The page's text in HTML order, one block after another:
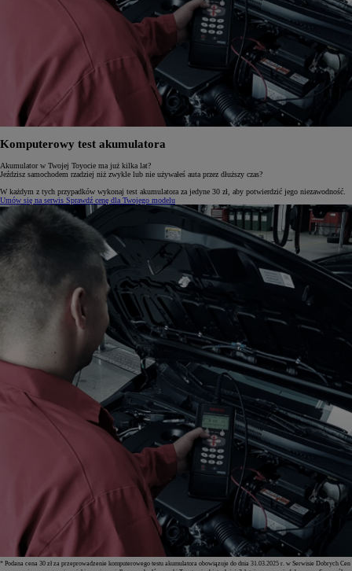
Komputerowy test akumulatora
Akumulator w Twojej Toyocie ma już kilka lat?
Jeździsz samochodem rzadziej niż zwykle lub nie używałeś auta przez dłuższy czas?
W każdym z tych przypadków wykonaj test akumulatora za jedyne 30 zł, aby potwierdzić jego niezawodność.
Umów się na serwis Sprawdź cenę dla Twojego modelu
* Podana cena 30 zł za przeprowadzenie komputerowego testu akumulatora obowiązuje do dnia 31.03.2025 r. w Serwisie Dobrych Cen